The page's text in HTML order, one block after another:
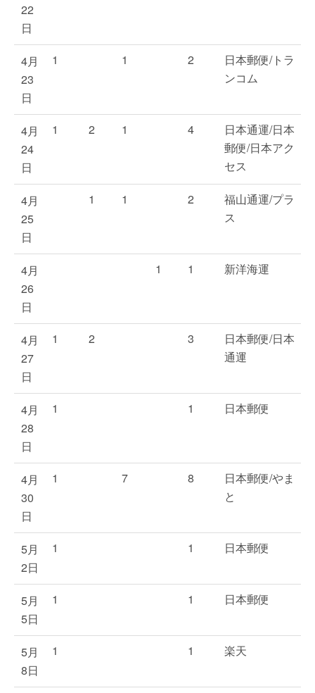
22
日
4月
23
日
1 1 2
日本郵便/トラ
ンコム
4月
24
日
1 2 1 4
日本通運/日本
郵便/日本アク
セス
4月
25
日
1 1 2
福山通運/プラ
ス
4月
26
日
1 1 新洋海運
4月
27
日
1 2 3
日本郵便/日本
通運
4月
28
日
1 1 日本郵便
4月
30
日
1 7 8
日本郵便/やま
と
5月
2日
1 1 日本郵便
5月
5日
1 1 日本郵便
5月
8日
1 1 楽天